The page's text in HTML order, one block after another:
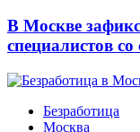
В Москве
специалистов
Безработица
Москва